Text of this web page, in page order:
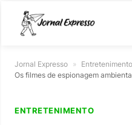
Jornal Expresso » Entretenimento
Os filmes de espionagem
ENTRETENIMENTO